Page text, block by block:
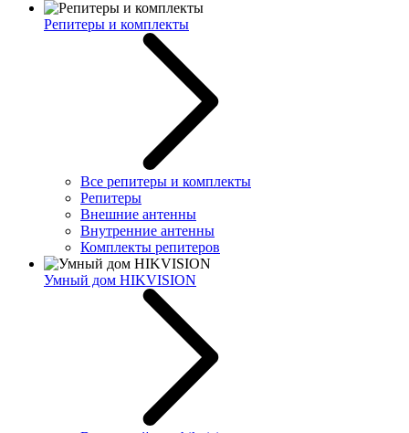
Репитеры и комплекты
Все репитеры и комплекты
Репитеры
Внешние антенны
Внутренние антенны
Комплекты репитеров
Умный дом HIKVISION